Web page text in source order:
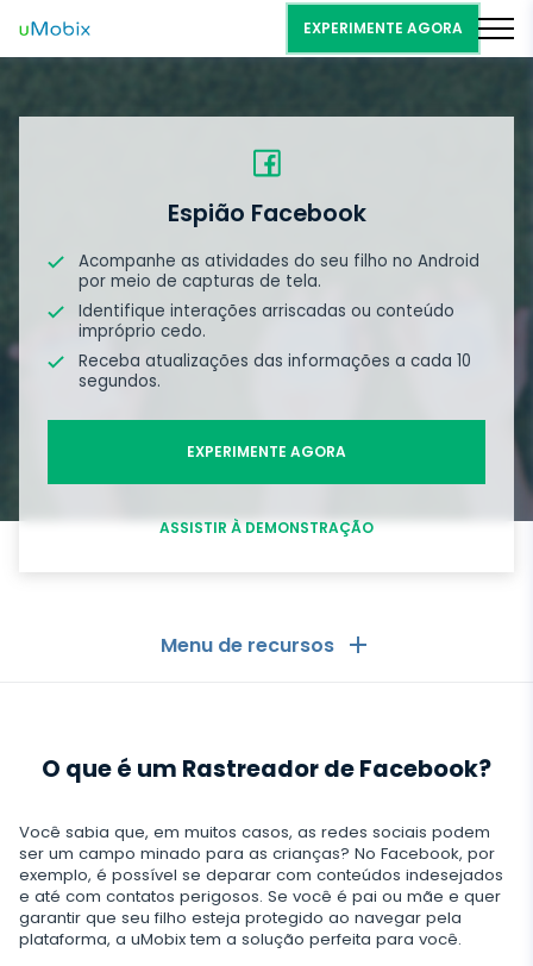
EXPERIMENTE AGORA
Espião Facebook
Acompanhe as atividades do seu filho no Android
por meio de capturas de tela.
Identifique interações arriscadas ou conteúdo
impróprio cedo.
Receba atualizações das informações a cada 10
segundos.
EXPERIMENTE AGORA
ASSISTIR À DEMONSTRAÇÃO
Menu de recursos
Registros de chamadas
Aplicativo para Ver Mensagens de Outro celular
Localização GPS
Aplicativos de mensagens
Aplicativos de mensagens
Whatsapp
Facebook Messenger
Mídia social
Mídia social
Facebook
Media
O que é um Rastreador de Facebook?
Você sabia que, em muitos casos, as redes sociais podem
ser um campo minado para as crianças? No Facebook, por
exemplo, é possível se deparar com conteúdos indesejados
e até com contatos perigosos. Se você é pai ou mãe e quer
garantir que seu filho esteja protegido ao navegar pela
plataforma, a uMobix tem a solução perfeita para você.